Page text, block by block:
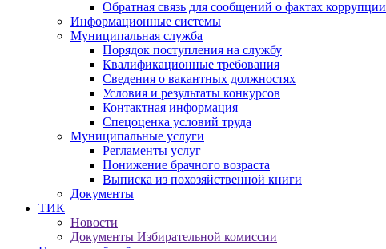
Обратная связь для сообщений о фактах коррупции
Информационные системы
Муниципальная служба
Порядок поступления на службу
Квалификационные требования
Сведения о вакантных должностях
Условия и результаты конкурсов
Контактная информация
Спецоценка условий труда
Муниципальные услуги
Регламенты услуг
Понижение брачного возраста
Выписка из похозяйственной книги
Документы
ТИК
Новости
Документы Избирательной комиссии